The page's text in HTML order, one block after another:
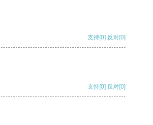
支持[0] 反对[0]
支持[0] 反对[0]